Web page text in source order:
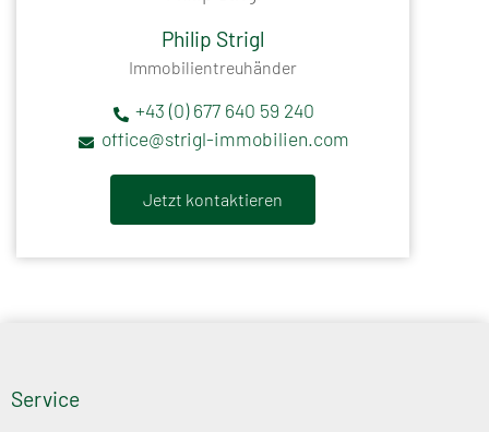
Philip Strigl
Immobilientreuhänder
+43 (0) 677 640 59 240
office@strigl-immobilien.com
Jetzt kontaktieren
Service